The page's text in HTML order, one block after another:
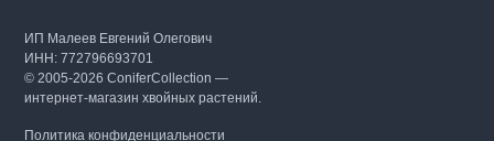
ИП Малеев Евгений Олегович
ИНН: 772796693701
© 2005-2026 ConiferCollection —
интернет-магазин хвойных растений.
Политика конфиденциальности